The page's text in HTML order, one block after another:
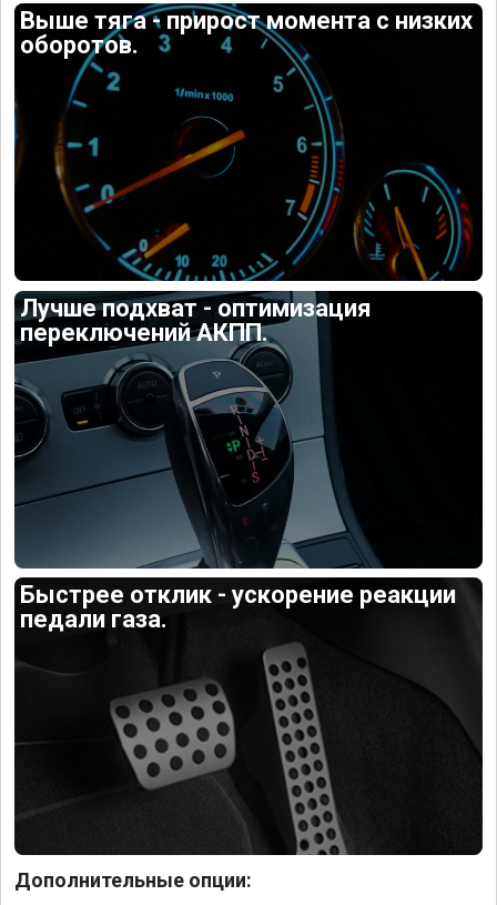
Выше тяга - прирост момента с низких
оборотов.
Лучше подхват - оптимизация
переключений АКПП.
Быстрее отклик - ускорение реакции
педали газа.
Дополнительные опции: